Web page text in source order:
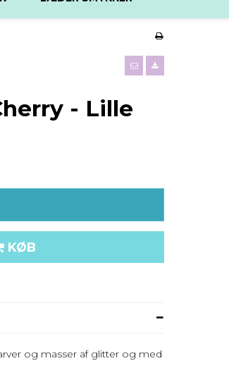
- Lille
KØB
og masser af glitter og med